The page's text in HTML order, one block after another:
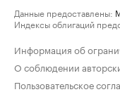
Данные предоставлены:
Индексы облигаций
Информация об
О соблюдении
Пользовательское